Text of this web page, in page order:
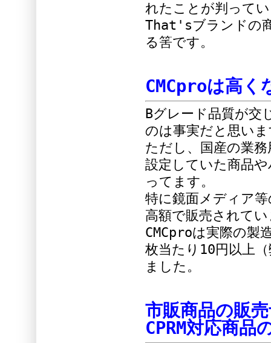
れたことが判って
That'sブランドの
る筈です。
CMCproは高く
Bグレード品質が交
のは事実だと思い
ただし、国産の業
設定していた商品
ってます。
特に鏡面メディア
高額で販売されて
CMCproは実際の製
枚当たり10円以上
ました。
市販商品の販
CPRM対応商